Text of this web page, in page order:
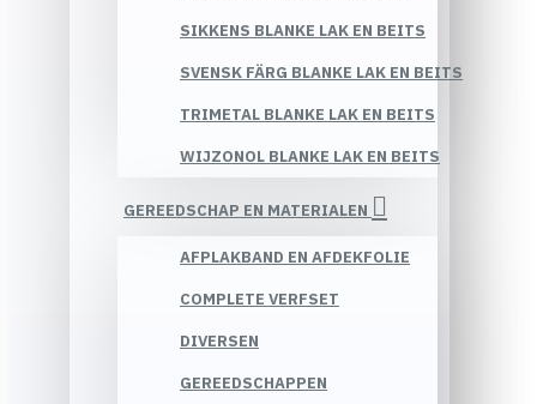
SIKKENS BLANKE LAK EN BEITS
SVENSK FÄRG BLANKE LAK EN BEITS
TRIMETAL BLANKE LAK EN BEITS
WIJZONOL BLANKE LAK EN BEITS
GEREEDSCHAP EN MATERIALEN
AFPLAKBAND EN AFDEKFOLIE
COMPLETE VERFSET
DIVERSEN
GEREEDSCHAPPEN